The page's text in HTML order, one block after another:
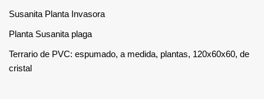
Susanita Planta Invasora
Planta Susanita plaga
Terrario de PVC: espumado, a medida, plantas, 120x60x60, de
cristal